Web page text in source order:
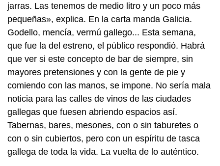
jarras. Las tenemos de medio litro y un poco más
pequeñas», explica. En la carta manda Galicia.
Godello, mencía, vermú gallego... Esta semana,
que fue la del estreno, el público respondió. Habrá
que ver si este concepto de bar de siempre, sin
mayores pretensiones y con la gente de pie y
comiendo con las manos, se impone. No sería mala
noticia para las calles de vinos de las ciudades
gallegas que fuesen abriendo espacios así.
Tabernas, bares, mesones, con o sin taburetes o
con o sin cubiertos, pero con un espíritu de tasca
gallega de toda la vida. La vuelta de lo auténtico.